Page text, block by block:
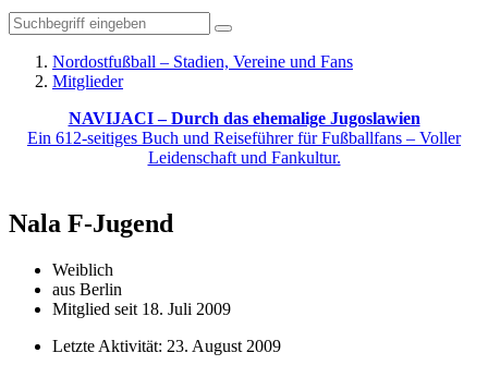
Nordostfußball – Stadien, Vereine und Fans
Mitglieder
NAVIJACI – Durch das ehemalige Jugoslawien
Ein 612-seitiges Buch und Reiseführer für Fußballfans – Voller
Leidenschaft und Fankultur.
Nala F-Jugend
Weiblich
aus Berlin
Mitglied seit 18. Juli 2009
Letzte Aktivität: 23. August 2009